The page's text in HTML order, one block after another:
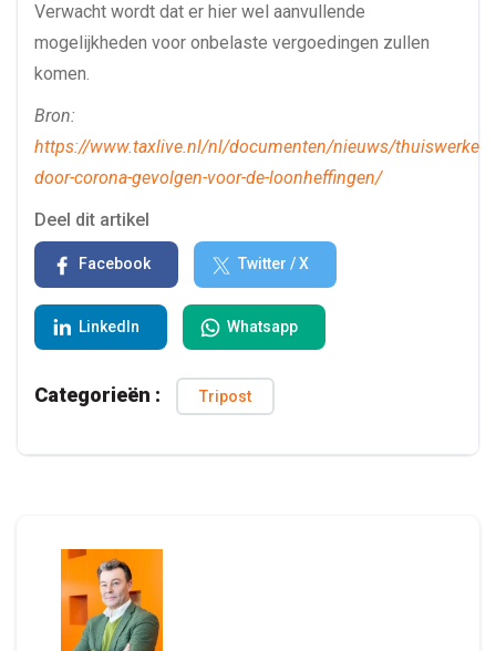
Verwacht wordt dat er hier wel aanvullende
mogelijkheden voor onbelaste vergoedingen zullen
komen.
Bron:
https://www.taxlive.nl/nl/documenten/nieuws/thuiswerken-
door-corona-gevolgen-voor-de-loonheffingen/
Deel dit artikel
Facebook Twitter / X
LinkedIn Whatsapp
Categorieën : Tripost